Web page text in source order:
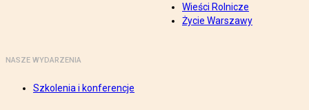
Wieści Rolnicze
Życie Warszawy
NASZE WYDARZENIA
Szkolenia i konferencje